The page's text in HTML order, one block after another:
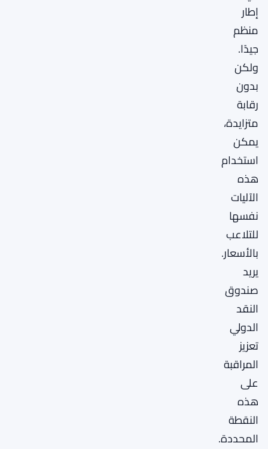
إطار
منظم
جيدًا.
ولكن
بدون
رقابة
متزايدة،
يمكن
استخدام
هذه
الآليات
نفسها
للتلاعب
بالأسعار.
يريد
صندوق
النقد
الدولي
تعزيز
المراقبة
على
هذه
النقطة
المحددة.